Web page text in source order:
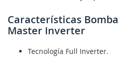
Características
Master Inverter
Tecnología Full Inverter.